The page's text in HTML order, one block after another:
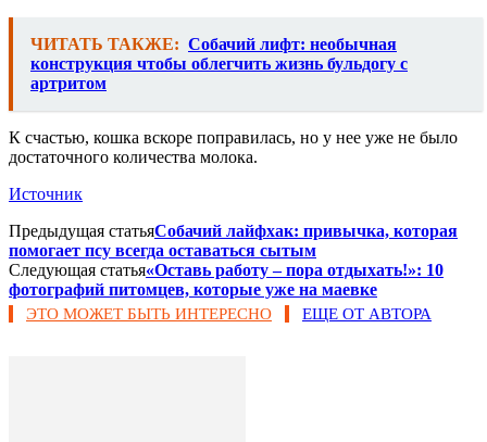
ЧИТАТЬ ТАКЖЕ: Собачий лифт: необычная
конструкция чтобы облегчить жизнь бульдогу с
артритом
К счастью, кошка вскоре поправилась, но у нее уже не было
достаточного количества молока.
Источник
Предыдущая статьяСобачий лайфхак: привычка, которая
помогает псу всегда оставаться сытым
Следующая статья«Оставь работу – пора отдыхать!»: 10
фотографий питомцев, которые уже на маевке
ЭТО МОЖЕТ БЫТЬ ИНТЕРЕСНО ЕЩЕ ОТ АВТОРА